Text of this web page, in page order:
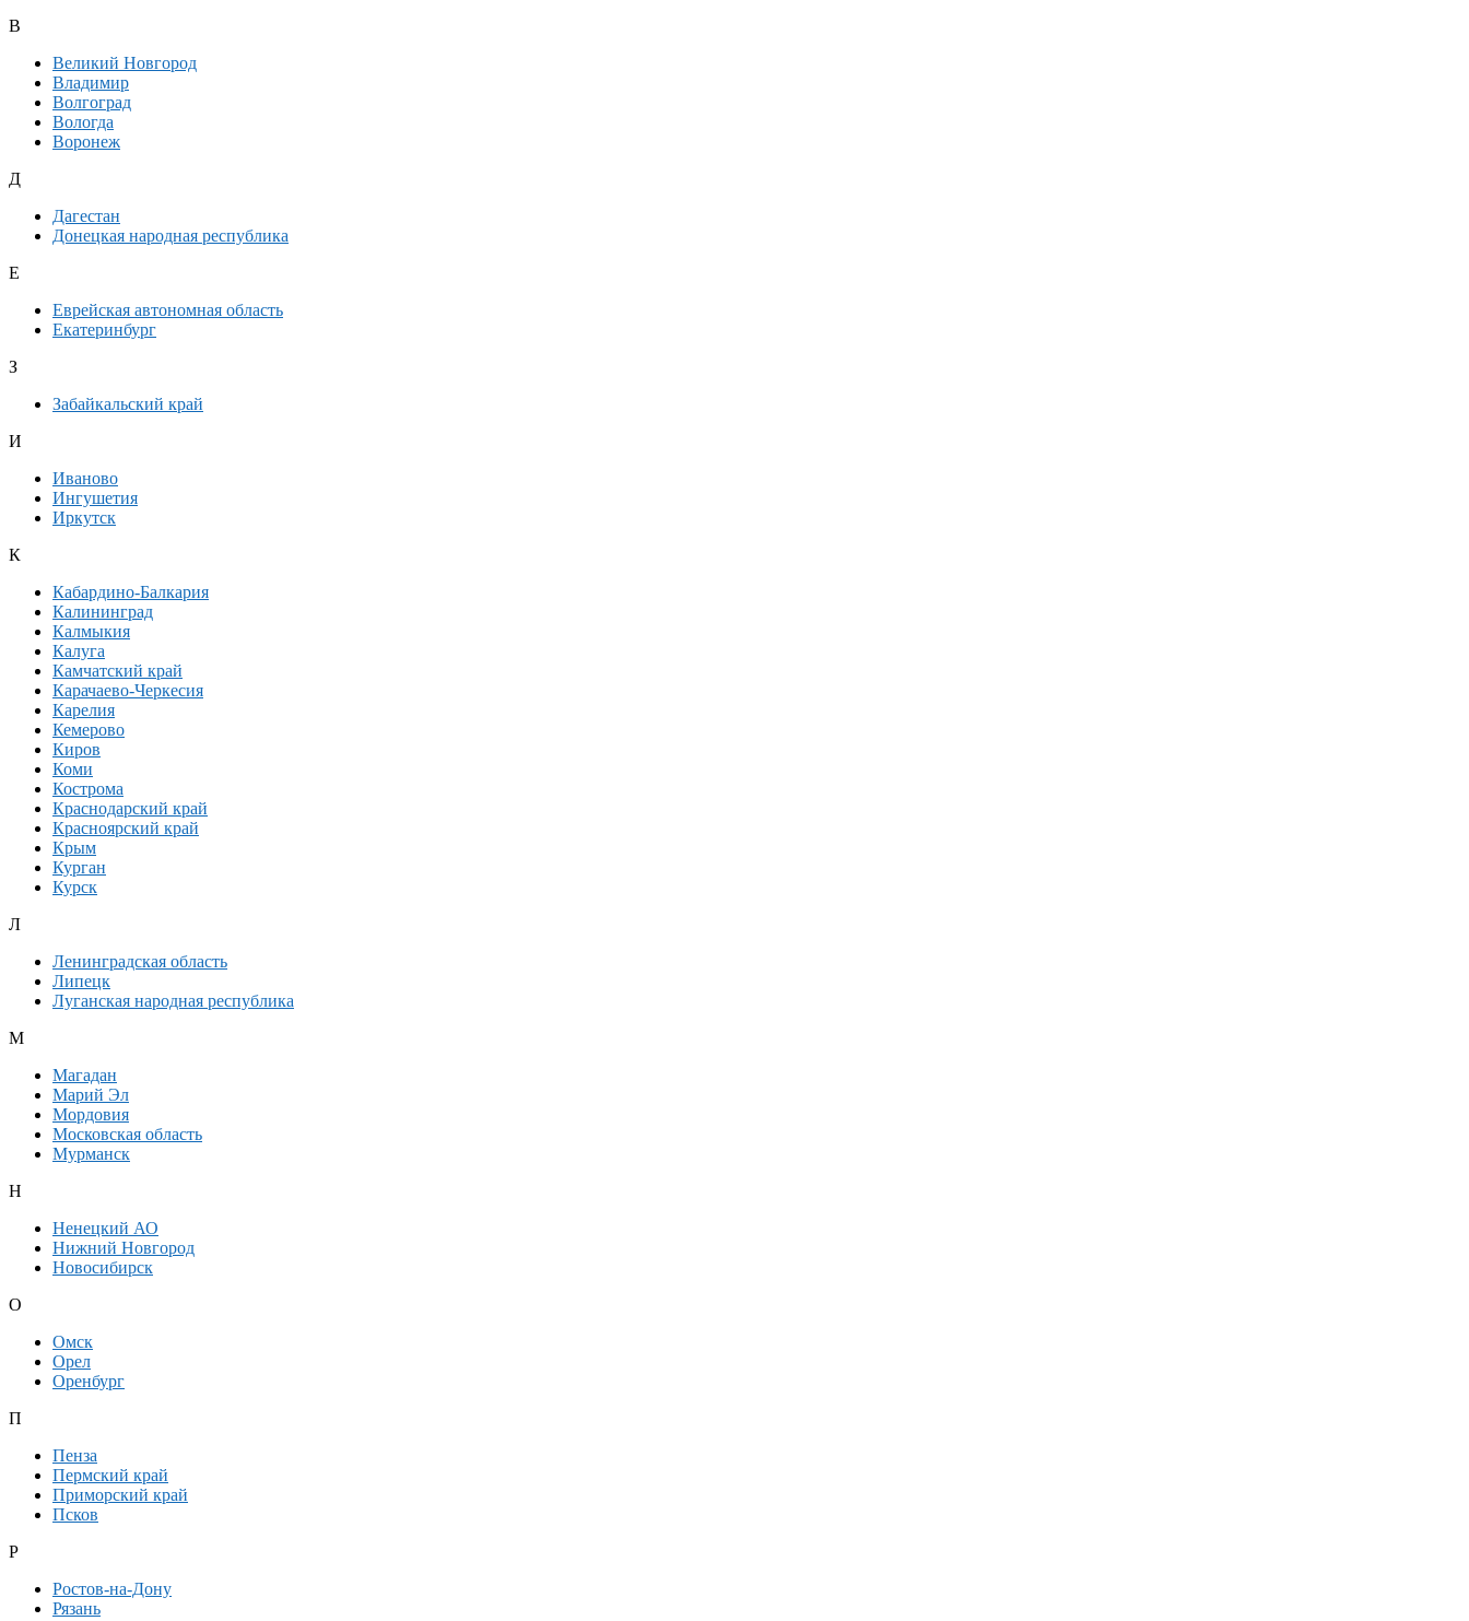
В
Великий Новгород
Владимир
Волгоград
Вологда
Воронеж
Д
Дагестан
Донецкая народная республика
Е
Еврейская автономная область
Екатеринбург
З
Забайкальский край
И
Иваново
Ингушетия
Иркутск
К
Кабардино-Балкария
Калининград
Калмыкия
Калуга
Камчатский край
Карачаево-Черкесия
Карелия
Кемерово
Киров
Коми
Кострома
Краснодарский край
Красноярский край
Крым
Курган
Курск
Л
Ленинградская область
Липецк
Луганская народная республика
М
Магадан
Марий Эл
Мордовия
Московская область
Мурманск
Н
Ненецкий АО
Нижний Новгород
Новосибирск
О
Омск
Орел
Оренбург
П
Пенза
Пермский край
Приморский край
Псков
Р
Ростов-на-Дону
Рязань